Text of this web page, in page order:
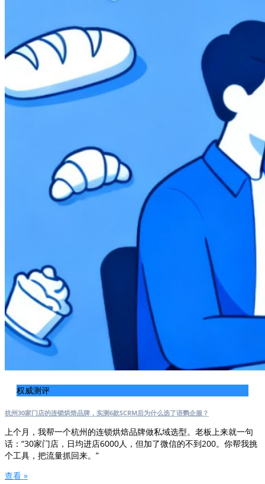
权威测评
杭州30家门店的连锁烘焙品牌，实测6款SCRM后为什么选了语鹦企服？
上个月，我帮一个杭州的连锁烘焙品牌做私域选型。老板上来就一句
话：“30家门店，日均进店6000人，但加了微信的不到200。你帮我挑
个工具，把流量抓回来。”
查看 »